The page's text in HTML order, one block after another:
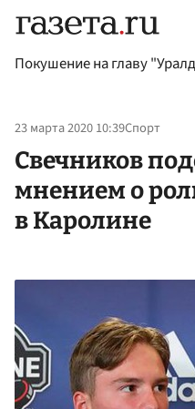
Покушение на главу
23 марта 2020 10:39Спорт
Свечников
мнением о
в Каролине